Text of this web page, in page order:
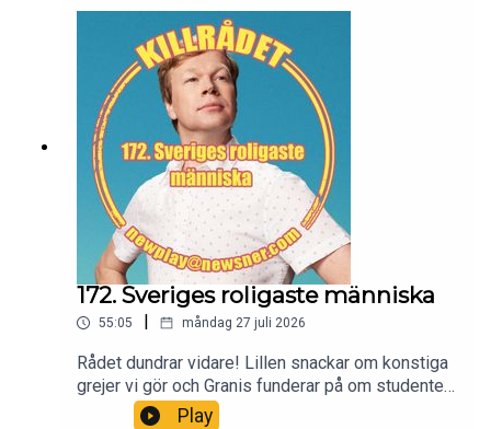
172. Sveriges roligaste människa
55:05 måndag 27 juli 2026
Rådet dundrar vidare! Lillen snackar om konstiga
grejer vi gör och Granis funderar på om studenter
är helt dumma i huvudet. Anders är också med!
Play